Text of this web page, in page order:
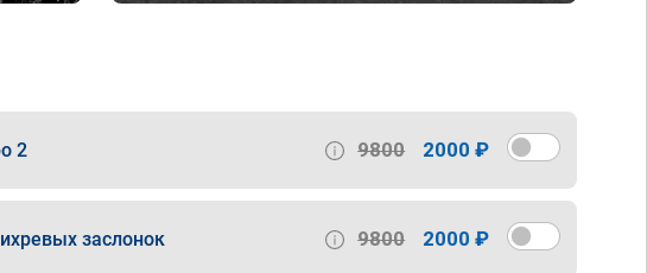
2 9800 2000 ₽
заслонок 9800 2000 ₽